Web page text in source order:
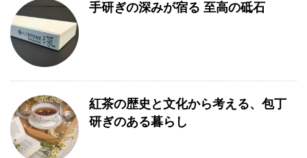
手研ぎの深みが宿る 至高の砥石
紅茶の歴史と文化から考える、包丁
研ぎのある暮らし